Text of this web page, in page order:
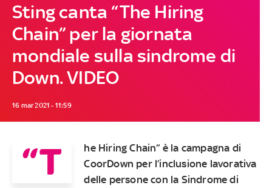
Sting canta “The Hiring
Chain” per la giornata
mondiale sulla sindrome di
Down. VIDEO
16 mar 2021 - 11:59
“T
he Hiring Chain” è la campagna di
CoorDown per l’inclusione lavorativa
delle persone con la Sindrome di